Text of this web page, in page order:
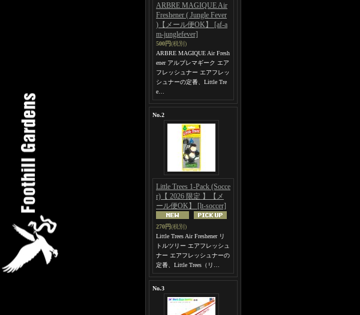
ARBRE MAGIQUE Air
Freshener ( Jungle Fever
)【メール便OK】 [af-a
m-junglefever]
500円(税別)
ARBRE MAGIQUE Air Fresh
ener アルブレマギーク エア
フレッシュナー エアフレッ
シュナーの定番、Little Tre
e…
No.2
Little Trees 1-Pack (Socce
r)【 2026 限定 】【メ
ール便OK】 [lt-soccer]
270円(税別)
Little Trees Air Freshener リ
トルツリー エアフレッシュ
ナー エアフレッシュナーの
定番、Little Trees（リ…
No.3